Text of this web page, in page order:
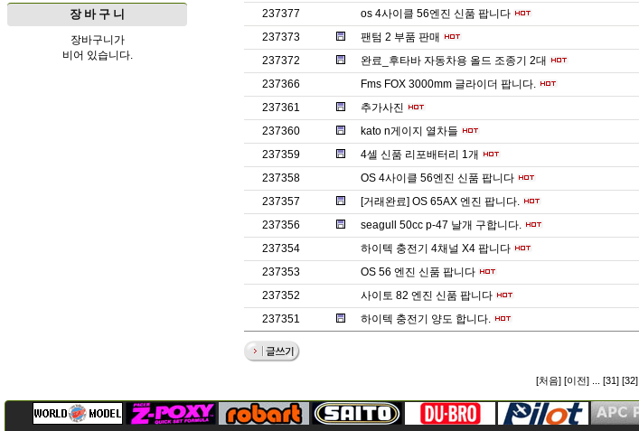
장 바 구 니
장바구니가
비어 있습니다.
237377
os 4사이클 56엔진 신품 팝니다
237373
팬텀 2 부품 판매
237372
완료_후타바 자동차용 올드 조종기 2대
237366
Fms FOX 3000mm 글라이더 팝니다.
237361
추가사진
237360
kato n게이지 열차들
237359
4셀 신품 리포배터리 1개
237358
OS 4사이클 56엔진 신품 팝니다
237357
[거래완료] OS 65AX 엔진 팝니다.
237356
seagull 50cc p-47 날개 구합니다.
237354
하이텍 충전기 4채널 X4 팝니다
237353
OS 56 엔진 신품 팝니다
237352
사이토 82 엔진 신품 팝니다
237351
하이텍 충전기 양도 합니다.
[처음] [이전] [31] [32]